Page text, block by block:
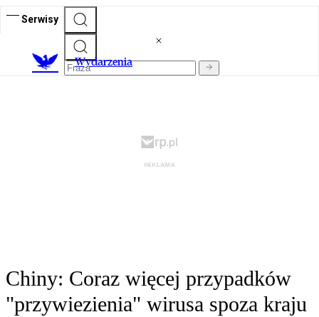
Serwisy
Wydarzenia
Chiny: Coraz więcej przypadków
"przywiezienia" wirusa spoza kraju